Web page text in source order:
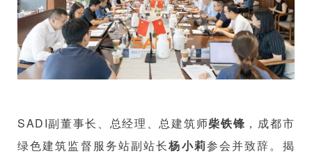
广告投放
关于我们
联系我们
SADI副董事长、总经理、总建筑师柴铁锋 ，成都市
绿色建筑监督服务站副站长杨小莉参会并致辞。揭